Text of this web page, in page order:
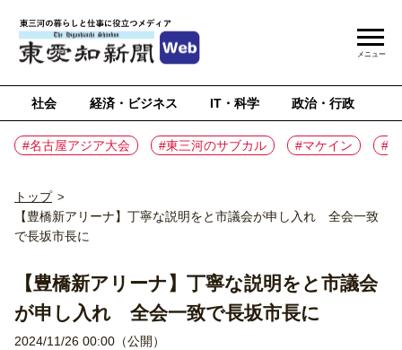
社会 経済・ビジネス IT・科学 政治・行政
#名古屋アジア大会 #東三河のサブカル #マケイン #
メニュー
トップ >
【豊橋新アリーナ】丁寧な説明をと市議会が申し入れ 全会一致
で長坂市長に
【豊橋新アリーナ】丁寧な説明をと市議会
が申し入れ 全会一致で長坂市長に
2024/11/26 00:00（公開）